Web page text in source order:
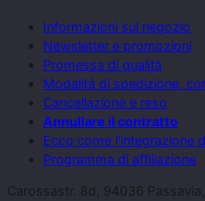
Informazioni sul negozio
Newsletter e promozioni
Promessa di qualità
Modalità di spedizione,
Cancellazione e reso
Annullare il contratto
Ecco come l'integrazione
Programma di affiliazione
Carossastr. 8d, 94036